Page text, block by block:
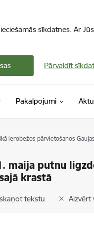
sīkdatnes. Ar
Pārvaldīt
Pakalpojumi
ierobežos pārvietošanos
maija putnu
krastā
tekstu Aizvērt